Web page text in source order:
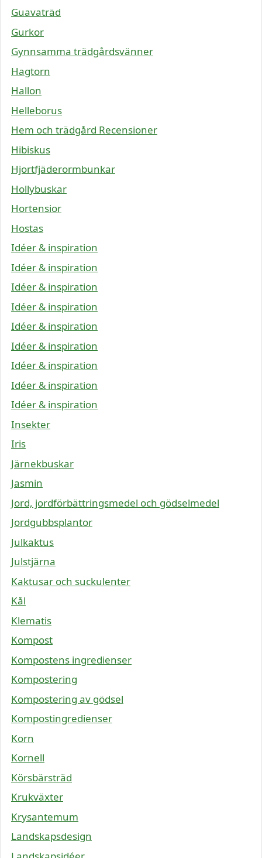
Guavaträd
Gurkor
Gynnsamma trädgårdsvänner
Hagtorn
Hallon
Helleborus
Hem och trädgård Recensioner
Hibiskus
Hjortfjäderormbunkar
Hollybuskar
Hortensior
Hostas
Idéer & inspiration
Idéer & inspiration
Idéer & inspiration
Idéer & inspiration
Idéer & inspiration
Idéer & inspiration
Idéer & inspiration
Idéer & inspiration
Idéer & inspiration
Insekter
Iris
Järnekbuskar
Jasmin
Jord, jordförbättringsmedel och gödselmedel
Jordgubbsplantor
Julkaktus
Julstjärna
Kaktusar och suckulenter
Kål
Klematis
Kompost
Kompostens ingredienser
Kompostering
Kompostering av gödsel
Kompostingredienser
Korn
Kornell
Körsbärsträd
Krukväxter
Krysantemum
Landskapsdesign